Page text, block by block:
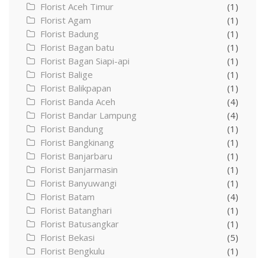
Florist Aceh Timur
(1)
Florist Agam
(1)
Florist Badung
(1)
Florist Bagan batu
(1)
Florist Bagan Siapi-api
(1)
Florist Balige
(1)
Florist Balikpapan
(1)
Florist Banda Aceh
(4)
Florist Bandar Lampung
(4)
Florist Bandung
(1)
Florist Bangkinang
(1)
Florist Banjarbaru
(1)
Florist Banjarmasin
(1)
Florist Banyuwangi
(1)
Florist Batam
(4)
Florist Batanghari
(1)
Florist Batusangkar
(1)
Florist Bekasi
(5)
Florist Bengkulu
(1)